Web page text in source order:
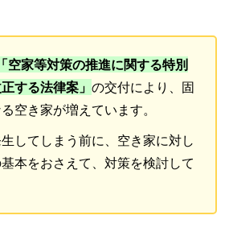
家等対策の推進に関する特別
する法律案」 の交付により、固
空き家が増えています。
してしまう前に、空き家に対し
本をおさえて、対策を検討して